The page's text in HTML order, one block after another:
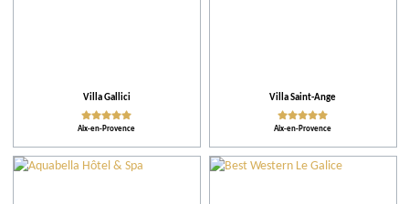
Villa Gallici
Aix-en-Provence
Villa Saint-Ange
Aix-en-Provence